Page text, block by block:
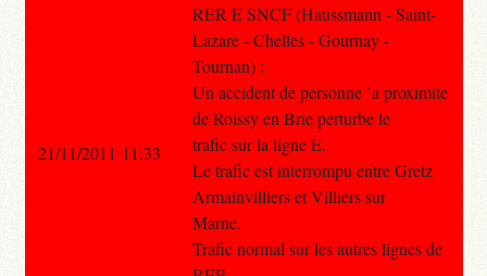
RER E SNCF (Haussmann - Saint-
Lazare - Chelles - Gournay -
Tournan) :
Un accident de personne `a proximite
de Roissy en Brie perturbe le
trafic sur la ligne E.
Le trafic est interrompu entre Gretz
Armainvilliers et Villiers sur
Marne.
Trafic normal sur les autres lignes de
21/11/2011 11:33